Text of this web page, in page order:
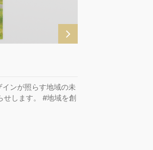
ンが照らす地域の未
します。 #地域を創